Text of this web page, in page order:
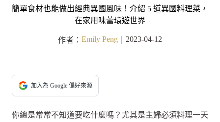
簡單食材也能做出經典異國風味！介紹 5 道異國料理菜，
在家用味蕾環遊世界
作者： Emily Peng 2023-04-12
加入為 Google 偏好來源
你總是常常不知道要吃什麼嗎？尤其是主婦必須料理一天